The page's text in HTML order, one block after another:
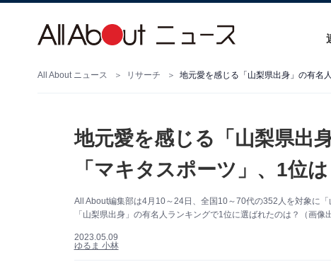
All About ニュース リサーチ 地元愛を感じる「山梨県出身」の有名
地元愛を感じる「山梨県出
「マキタスポーツ」、1位は
All About編集部は4月10～24日、全国10～70代の352人を対象に
「山梨県出身」の有名人ランキングで1位に選ばれたのは？（画像
2023.05.09
ゆるま 小林